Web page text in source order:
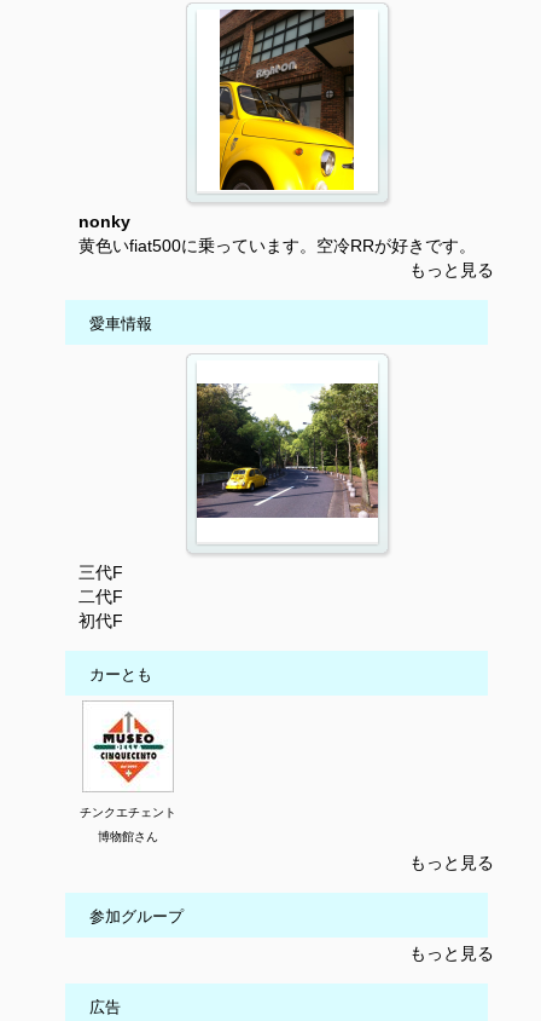
nonky
黄色いfiat500に乗っています。空冷RRが好きです。
もっと見る
愛車情報
三代F
二代F
初代F
カーとも
チンクエチェント
博物館さん
もっと見る
参加グループ
もっと見る
広告